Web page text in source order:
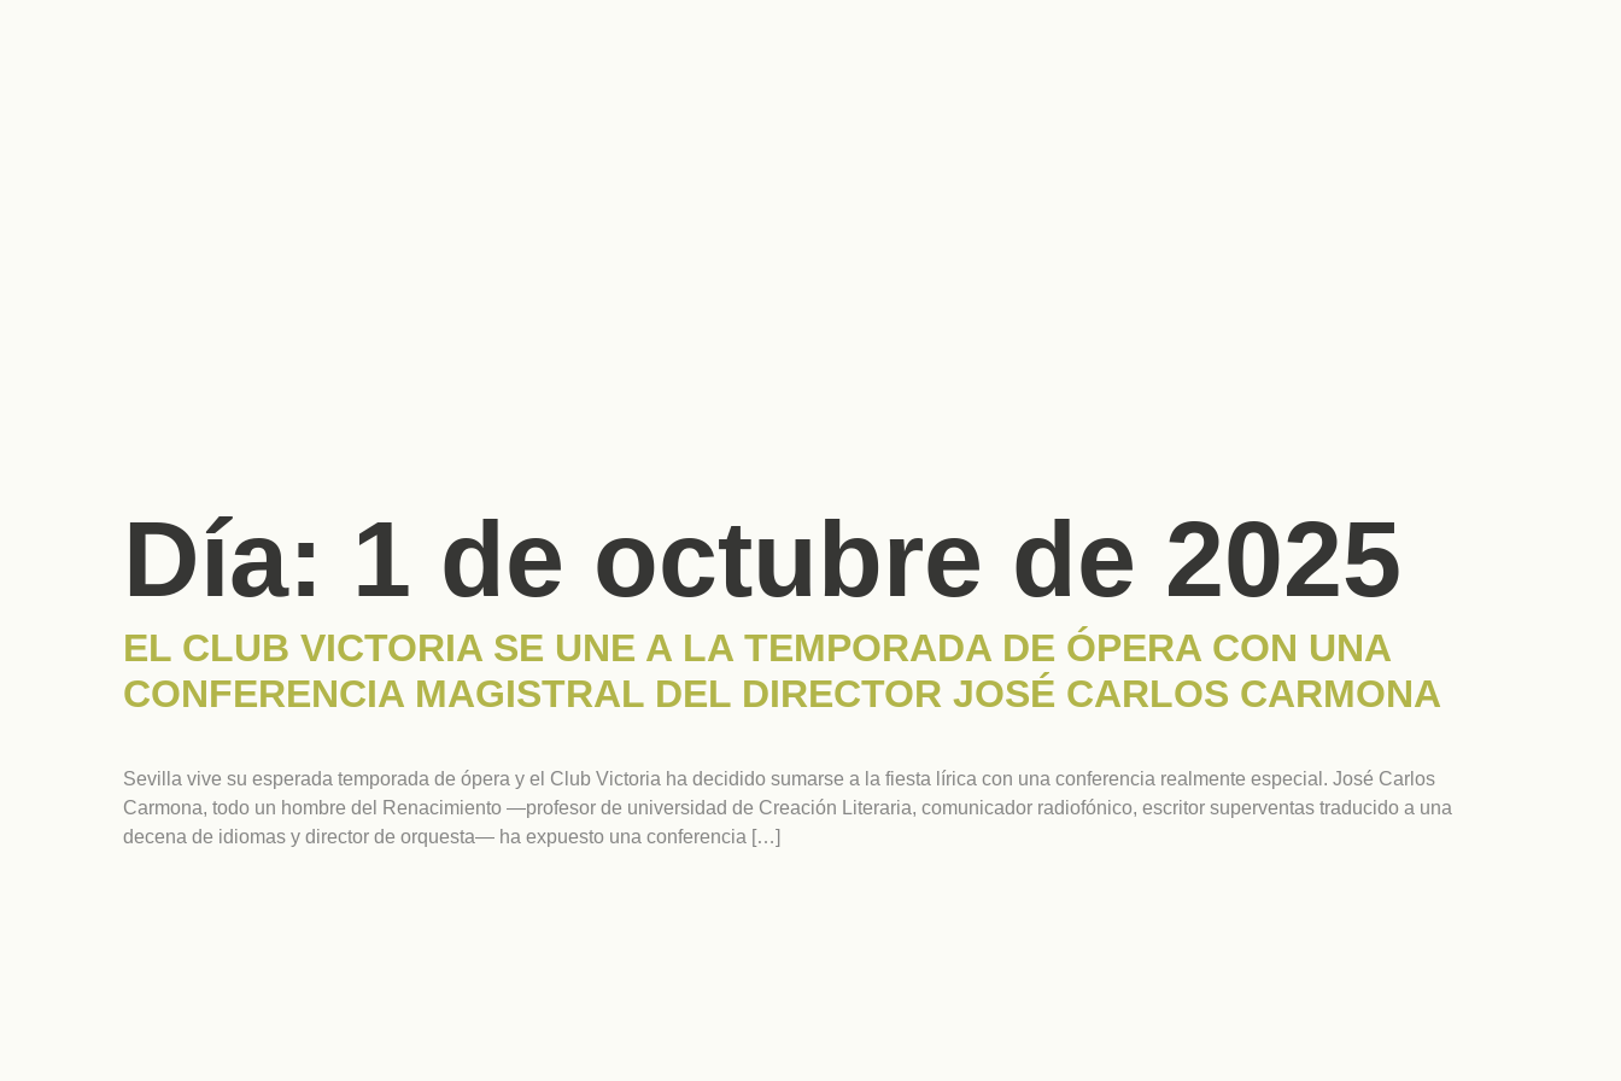
Día: 1 de octubre de 2025
EL CLUB VICTORIA SE UNE A LA TEMPORADA DE ÓPERA CON UNA
CONFERENCIA MAGISTRAL DEL DIRECTOR JOSÉ CARLOS CARMONA
Sevilla vive su esperada temporada de ópera y el Club Victoria ha decidido sumarse a la fiesta lírica con una conferencia realmente especial. José Carlos
Carmona, todo un hombre del Renacimiento —profesor de universidad de Creación Literaria, comunicador radiofónico, escritor superventas traducido a una
decena de idiomas y director de orquesta— ha expuesto una conferencia […]